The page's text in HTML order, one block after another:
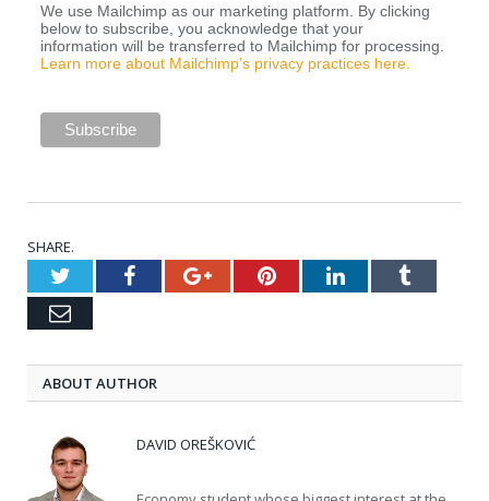
We use Mailchimp as our marketing platform. By clicking
below to subscribe, you acknowledge that your
information will be transferred to Mailchimp for processing.
Learn more about Mailchimp’s privacy practices here.
SHARE.
TwitterFacebookGoogle+PinterestLinkedInTumblr
Email
ABOUT AUTHOR
DAVID OREŠKOVIĆ